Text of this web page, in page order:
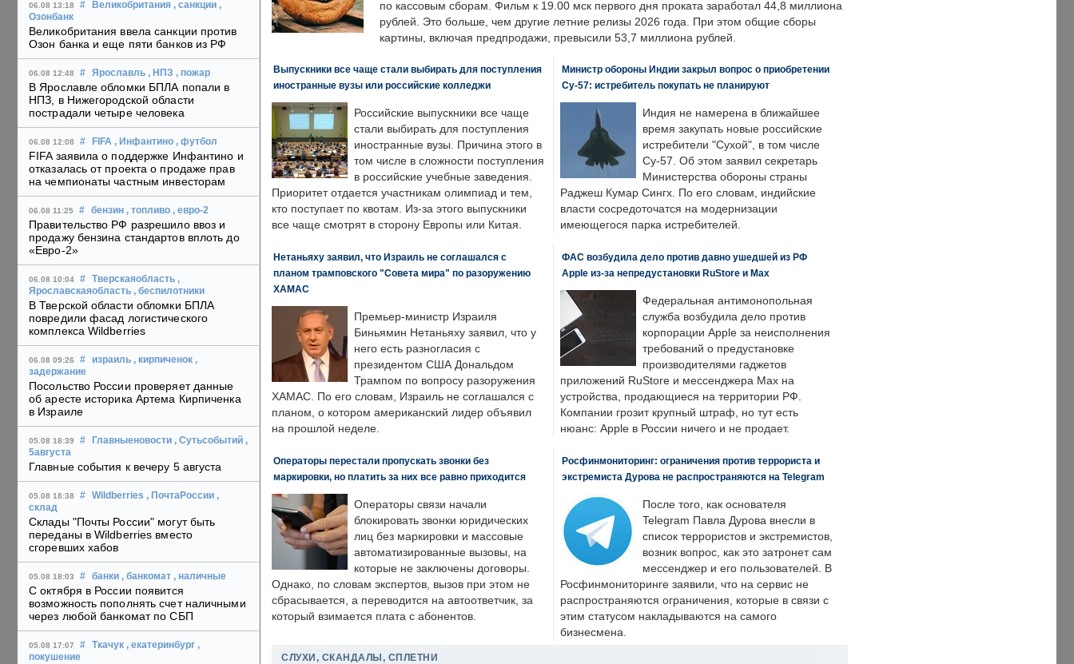
06.08 13:18 # Великобритания , санкции ,
Озонбанк
Великобритания ввела санкции против
Озон банка и еще пяти банков из РФ
06.08 12:48 # Ярославль , НПЗ , пожар
В Ярославле обломки БПЛА попали в
НПЗ, в Нижегородской области
пострадали четыре человека
06.08 12:08 # FIFA , Инфантино , футбол
FIFA заявила о поддержке Инфантино и
отказалась от проекта о продаже прав
на чемпионаты частным инвесторам
06.08 11:25 # бензин , топливо , евро-2
Правительство РФ разрешило ввоз и
продажу бензина стандартов вплоть до
«Евро-2»
06.08 10:04 # Тверскаяобласть ,
Ярославскаяобласть , беспилотники
В Тверской области обломки БПЛА
повредили фасад логистического
комплекса Wildberries
06.08 09:26 # израиль , кирпиченок ,
задержание
Посольство России проверяет данные
об аресте историка Артема Кирпиченка
в Израиле
05.08 18:39 # Главныеновости , Сутьсобытий ,
5августа
Главные события к вечеру 5 августа
05.08 18:38 # Wildberries , ПочтаРоссии ,
склад
Склады "Почты России" могут быть
переданы в Wildberries вместо
сгоревших хабов
05.08 18:03 # банки , банкомат , наличные
С октября в России появится
возможность пополнять счет наличными
через любой банкомат по СБП
05.08 17:07 # Ткачук , екатеринбург ,
покушение
по кассовым сборам. Фильм к 19.00 мск первого дня проката заработал 44,8 миллиона
рублей. Это больше, чем другие летние релизы 2026 года. При этом общие сборы
картины, включая предпродажи, превысили 53,7 миллиона рублей.
Выпускники все чаще стали выбирать для поступления
иностранные вузы или российские колледжи
Российские выпускники все чаще
стали выбирать для поступления
иностранные вузы. Причина этого в
том числе в сложности поступления
в российские учебные заведения.
Приоритет отдается участникам олимпиад и тем,
кто поступает по квотам. Из-за этого выпускники
все чаще смотрят в сторону Европы или Китая.
Министр обороны Индии закрыл вопрос о приобретении
Су-57: истребитель покупать не планируют
Индия не намерена в ближайшее
время закупать новые российские
истребители "Сухой", в том числе
Су-57. Об этом заявил секретарь
Министерства обороны страны
Раджеш Кумар Сингх. По его словам, индийские
власти сосредоточатся на модернизации
имеющегося парка истребителей.
Нетаньяху заявил, что Израиль не соглашался с
планом трамповского "Совета мира" по разоружению
ХАМАС
Премьер-министр Израиля
Биньямин Нетаньяху заявил, что у
него есть разногласия с
президентом США Дональдом
Трампом по вопросу разоружения
ХАМАС. По его словам, Израиль не соглашался с
планом, о котором американский лидер объявил
на прошлой неделе.
ФАС возбудила дело против давно ушедшей из РФ
Apple из-за непредустановки RuStore и Max
Федеральная антимонопольная
служба возбудила дело против
корпорации Apple за неисполнения
требований о предустановке
производителями гаджетов
приложений RuStore и мессенджера Max на
устройства, продающиеся на территории РФ.
Компании грозит крупный штраф, но тут есть
нюанс: Apple в России ничего и не продает.
Операторы перестали пропускать звонки без
маркировки, но платить за них все равно приходится
Операторы связи начали
блокировать звонки юридических
лиц без маркировки и массовые
автоматизированные вызовы, на
которые не заключены договоры.
Однако, по словам экспертов, вызов при этом не
сбрасывается, а переводится на автоответчик, за
который взимается плата с абонентов.
Росфинмониторинг: ограничения против террориста и
экстремиста Дурова не распространяются на Telegram
После того, как основателя
Telegram Павла Дурова внесли в
список террористов и экстремистов,
возник вопрос, как это затронет сам
мессенджер и его пользователей. В
Росфинмониторинге заявили, что на сервис не
распространяются ограничения, которые в связи с
этим статусом накладываются на самого
бизнесмена.
СЛУХИ, СКАНДАЛЫ, СПЛЕТНИ